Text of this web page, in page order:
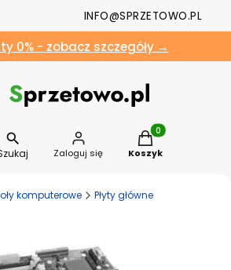
INFO@SPRZETOWO.PL
0% - zobacz szczegóły →
Zaloguj się
Produkty w
Koszyk
komputerowe Płyty główne